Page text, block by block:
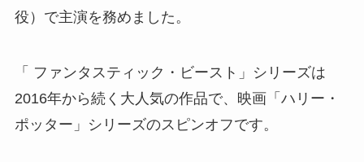
役）で主演を務めました。
「 ファンタスティック・ビースト」シリーズは
2016年から続く大人気の作品で、映画「ハリー・
ポッター」シリーズのスピンオフです。